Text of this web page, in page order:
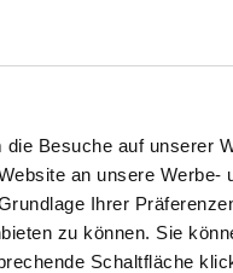
Besuche auf unserer
an unsere Werbe-
Ihrer
zu können. Sie
Schaltfläche